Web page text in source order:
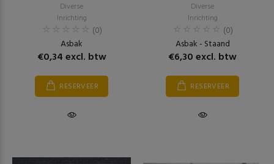
Diverse
Inrichting
(0)
Asbak
€0,34 excl. btw
RESERVEER
Diverse
Inrichting
(0)
Asbak - Staand
€6,30 excl. btw
RESERVEER